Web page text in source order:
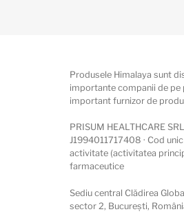
Produsele Himalaya sunt
importante companii de pe
important furnizor de
PRISUM HEALTHCARE
J1994011717408 · Cod
activitate (activitatea
farmaceutice
Sediu central Clădirea
sector 2, București,